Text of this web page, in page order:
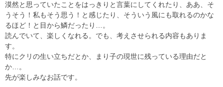
漠然と思っていたことをはっきりと言葉にしてくれたり、ああ、そ
うそう！私もそう思う！と感じたり、そういう風にも取れるのかな
るほど！と目から鱗だったり…。
読んでいて、楽しくなれる。でも、考えさせられる内容もありま
す。
特にクリの生い立ちだとか、まり子の現世に残っている理由だと
か…。
先が楽しみなお話です。